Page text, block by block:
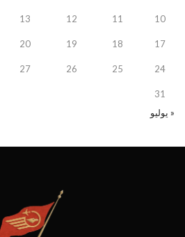
10
11
12
13
17
18
19
20
24
25
26
27
31
« يوليو